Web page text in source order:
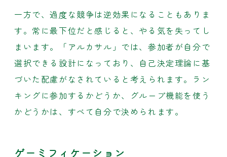
一方で、過度な競争は逆効果になることもありま
す。常に最下位だと感じると、やる気を失ってし
まいます。「アルカサル」では、参加者が自分で
選択できる設計になっており、自己決定理論に基
づいた配慮がなされていると考えられます。ラン
キングに参加するかどうか、グループ機能を使う
かどうかは、すべて自分で決められます。
ゲーミフィケーション